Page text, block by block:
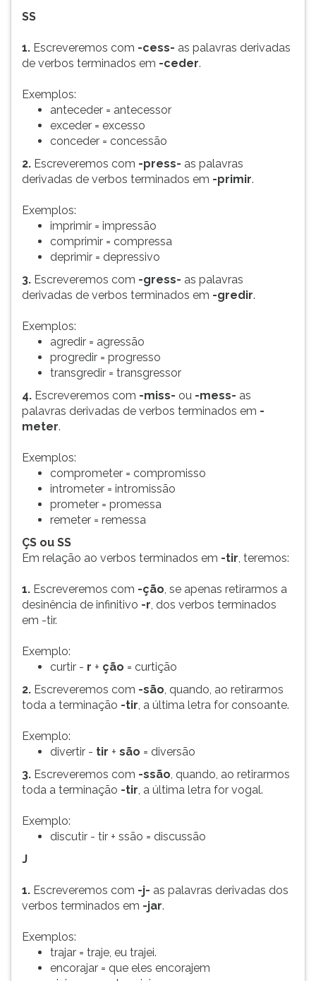
SS
1. Escreveremos com -cess- as palavras derivadas
de verbos terminados em -ceder.
Exemplos:
anteceder = antecessor
exceder = excesso
conceder = concessão
2. Escreveremos com -press- as palavras
derivadas de verbos terminados em -primir.
Exemplos:
imprimir = impressão
comprimir = compressa
deprimir = depressivo
3. Escreveremos com -gress- as palavras
derivadas de verbos terminados em -gredir.
Exemplos:
agredir = agressão
progredir = progresso
transgredir = transgressor
4. Escreveremos com -miss- ou -mess- as
palavras derivadas de verbos terminados em -
meter.
Exemplos:
comprometer = compromisso
intrometer = intromissão
prometer = promessa
remeter = remessa
ÇS ou SS
Em relação ao verbos terminados em -tir, teremos:
1. Escreveremos com -ção, se apenas retirarmos a
desinência de infinitivo -r, dos verbos terminados
em -tir.
Exemplo:
curtir - r + ção = curtição
2. Escreveremos com -são, quando, ao retirarmos
toda a terminação -tir, a última letra for consoante.
Exemplo:
divertir - tir + são = diversão
3. Escreveremos com -ssão, quando, ao retirarmos
toda a terminação -tir, a última letra for vogal.
Exemplo:
discutir - tir + ssão = discussão
J
1. Escreveremos com -j- as palavras derivadas dos
verbos terminados em -jar.
Exemplos:
trajar = traje, eu trajei.
encorajar = que eles encorajem